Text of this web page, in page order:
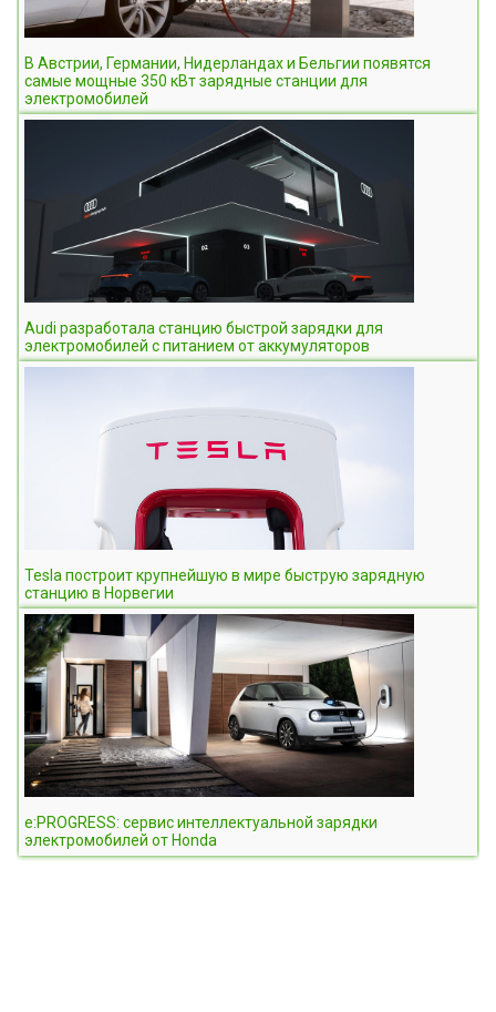
В Австрии, Германии, Нидерландах и Бельгии появятся
самые мощные 350 кВт зарядные станции для
электромобилей
Audi разработала станцию быстрой зарядки для
электромобилей с питанием от аккумуляторов
Tesla построит крупнейшую в мире быструю зарядную
станцию в Норвегии
e:PROGRESS: сервис интеллектуальной зарядки
электромобилей от Honda